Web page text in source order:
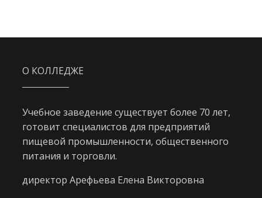
О КОЛЛЕДЖЕ
Учебное заведение существует более 70 лет,
готовит специалистов для предприятий
пищевой промышленности, общественного
питания и торговли.
директор Арефьева Елена Викторовна